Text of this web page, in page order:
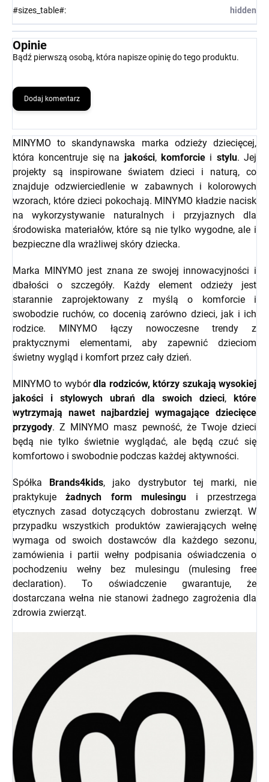
#sizes_table#: hidden
Opinie
Bądź pierwszą osobą, która napisze opinię do tego produktu.
Dodaj komentarz
MINYMO to skandynawska marka odzieży dziecięcej,
która koncentruje się na jakości, komforciei stylu. Jej
projekty są inspirowane światem dzieci i naturą, co
znajduje odzwierciedlenie w zabawnych i kolorowych
wzorach, które dzieci pokochają. MINYMO kładzie nacisk
na wykorzystywanie naturalnych i przyjaznych dla
środowiska materiałów, które są nie tylko wygodne, ale i
bezpieczne dla wrażliwej skóry dziecka.
Marka MINYMO jest znana ze swojej innowacyjności i
dbałości o szczegóły. Każdy element odzieży jest
starannie zaprojektowany z myślą o komforcie i
swobodzie ruchów, co docenią zarówno dzieci, jak i ich
rodzice. MINYMO łączy nowoczesne trendy z
praktycznymi elementami, aby zapewnić dzieciom
świetny wygląd i komfort przez cały dzień.
MINYMO to wybórdla rodziców, którzy szukają wysokiej
jakości i stylowych ubrań dla swoich dzieci, które
wytrzymają nawet najbardziej wymagające dziecięce
przygody. Z MINYMO masz pewność, że Twoje dzieci
będą nie tylko świetnie wyglądać, ale będą czuć się
komfortowo i swobodnie podczas każdej aktywności.
Spółka Brands4kids, jako dystrybutor tej marki, nie
praktykujeżadnych form mulesingu i przestrzega
etycznych zasad dotyczących dobrostanu zwierząt. W
przypadku wszystkich produktów zawierających wełnę
wymaga od swoich dostawców dla każdego sezonu,
zamówienia i partii wełny podpisania oświadczenia o
pochodzeniu wełny bez mulesingu (mulesing free
declaration). To oświadczenie gwarantuje, że
dostarczana wełna nie stanowi żadnego zagrożenia dla
zdrowia zwierząt.